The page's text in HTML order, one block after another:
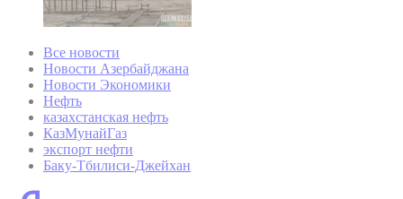
Все новости
Новости Азербайджана
Новости Экономики
Нефть
казахстанская нефть
КазМунайГаз
экспорт нефти
Баку-Тбилиси-Джейхан